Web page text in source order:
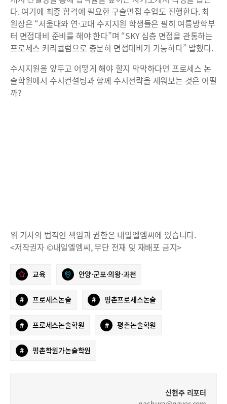
다. 여기에 최종 합격에 필요한 구술면접 수업도 진행한다. 최
원장은 “서울대와 연·고대 수지지원 학생들은 필히 여름방학부
터 면접대비 준비를 해야 한다”며 “SKY 심층 면접을 관통하는
프로세스 커리큘럼으로 충분히 면접대비가 가능하다” 말했다.
수시지원을 앞두고 어떻게 해야 할지 막막하다면 프로세스 논
술학원에서 수시컨설팅과 함께 수시전략을 세워보는 것은 어떨
까?
위 기사의 법적인 책임과 권한은 내일엘엠씨에 있습니다.
<저작권자 ©내일엘엠씨, 무단 전재 및 재배포 금지>
교육 안양·군포·의왕·과천
# 프로세스논술 # 평촌프로세스논술
# 프로세스논술학원 # 평촌논술학원
# 평촌학원가논술학원
신현주 리포터